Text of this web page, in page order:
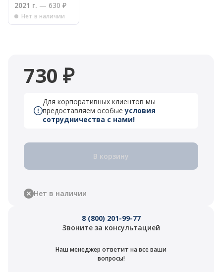
2021 г. — 630 ₽
Нет в наличии
730 ₽
Для корпоративных клиентов мы
предоставляем особыеусловия
сотрудничества с нами!
В корзину
Нет в наличии
8 (800) 201-99-77
Звоните за консультацией
Наш менеджер ответит на все ваши
вопросы!